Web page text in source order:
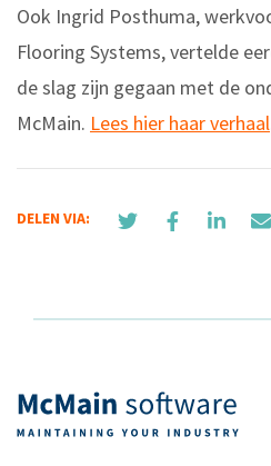
Ook Ingrid Posthuma,
Flooring Systems, vertelde
de slag zijn gegaan met de
McMain. Lees hier haar verhaal
DELEN VIA: